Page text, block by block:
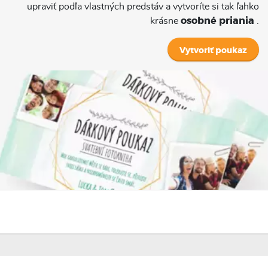
upraviť podľa vlastných predstáv a vytvoríte si tak ľahko
krásne osobné priania
Vytvoriť poukaz